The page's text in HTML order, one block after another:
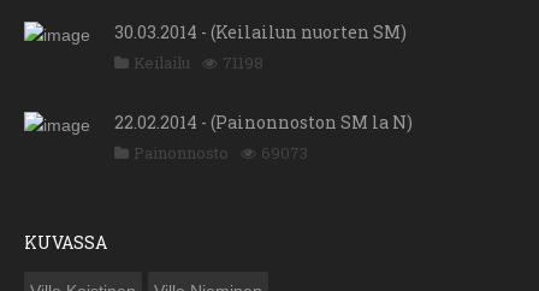
30.03.2014 - (Keilailun nuorten SM)
Keilailu 71198
22.02.2014 - (Painonnoston SM la N)
Painonnosto 69073
KUVASSA